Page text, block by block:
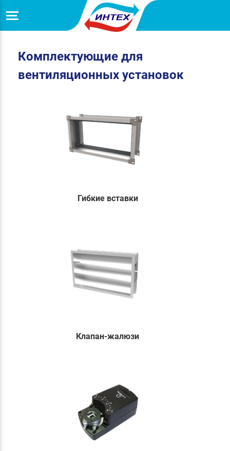
Комплектующие для
вентиляционных установок
Гибкие вставки
Клапан-жалюзи